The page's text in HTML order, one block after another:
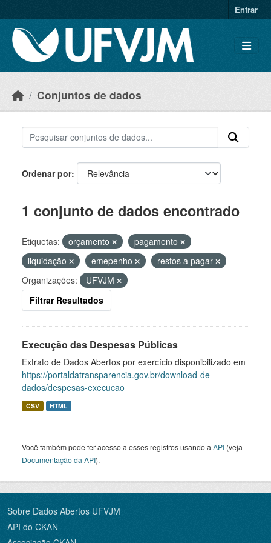
Entrar
Conjuntos de dados
Ordenar por
1 conjunto de dados encontrado
Etiquetas: orçamento
pagamento
liquidação
emepenho
restos a pagar
Organizações:
UFVJM
Filtrar Resultados
Execução das Despesas Públicas
Extrato de Dados Abertos por exercício disponibilizado em
https://portaldatransparencia.gov.br/download-de-
dados/despesas-execucao
CSV HTML
Você também pode ter acesso a esses registros usando a API (veja
Documentação da API).
Sobre Dados Abertos UFVJM
API do CKAN